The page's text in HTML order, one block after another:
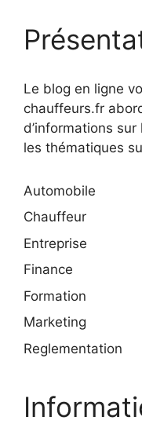
Le blog en ligne
chauffeurs.fr
d’informations
les thématiques
Automobile
Chauffeur
Entreprise
Finance
Formation
Marketing
Reglementation